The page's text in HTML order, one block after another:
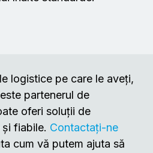
logistice pe care le aveți,
partenerul de
oferi soluții de
fiabile. Contactați-ne
cum vă putem ajuta să